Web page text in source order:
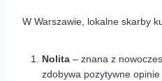
W Warszawie, lokalne skarby
Nolita – znana z
zdobywa pozytywne